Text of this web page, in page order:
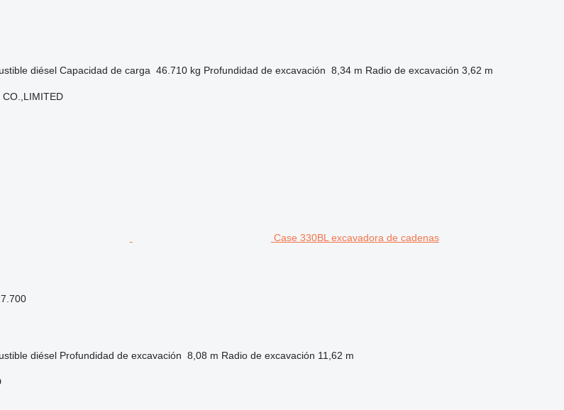
diésel Capacidad de carga 46.710 kg Profundidad de excavación 8,34 m Radio de excavación 3,62 m
CO.,LIMITED
Case 330BL excavadora de cadenas
diésel Profundidad de excavación 8,08 m Radio de excavación 11,62 m